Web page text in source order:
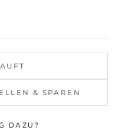
& SPAREN
DAZU?